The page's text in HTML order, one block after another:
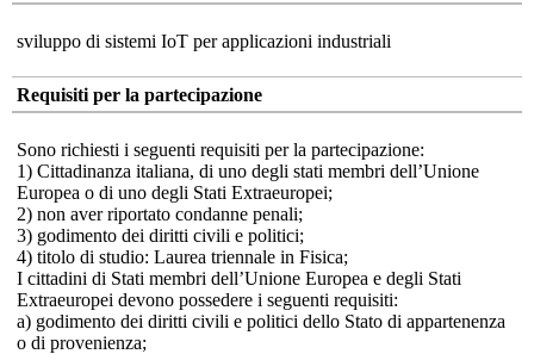
sviluppo di sistemi IoT per applicazioni industriali
Requisiti per la partecipazione
Sono richiesti i seguenti requisiti per la partecipazione:
1) Cittadinanza italiana, di uno degli stati membri dell’Unione
Europea o di uno degli Stati Extraeuropei;
2) non aver riportato condanne penali;
3) godimento dei diritti civili e politici;
4) titolo di studio: Laurea triennale in Fisica;
I cittadini di Stati membri dell’Unione Europea e degli Stati
Extraeuropei devono possedere i seguenti requisiti:
a) godimento dei diritti civili e politici dello Stato di appartenenza
o di provenienza;